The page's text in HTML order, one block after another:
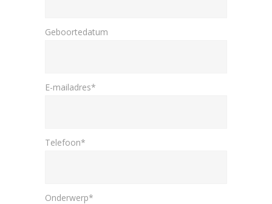
Geboortedatum
E-mailadres*
Telefoon*
Onderwerp*